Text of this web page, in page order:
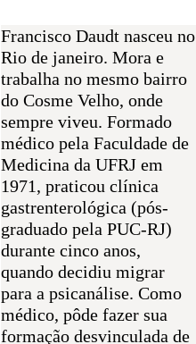
Francisco Daudt nasceu no
Rio de janeiro. Mora e
trabalha no mesmo bairro
do Cosme Velho, onde
sempre viveu. Formado
médico pela Faculdade de
Medicina da UFRJ em
1971, praticou clínica
gastrenterológica (pós-
graduado pela PUC-RJ)
durante cinco anos,
quando decidiu migrar
para a psicanálise. Como
médico, pôde fazer sua
formação desvinculada de